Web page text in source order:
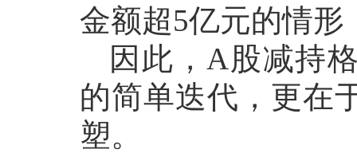
金额超5亿元的情
因此， A股减持
的简单迭代，更在
塑。